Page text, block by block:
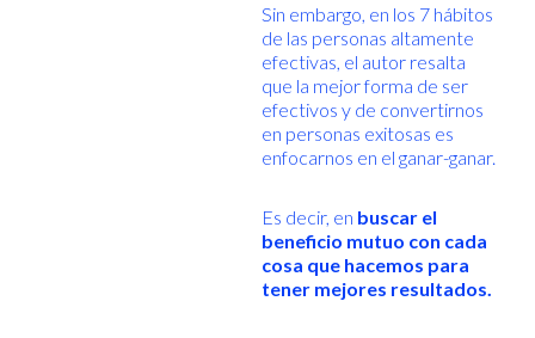
Sin embargo, en los 7 hábitos
de las personas altamente
efectivas, el autor resalta
que la mejor forma de ser
efectivos y de convertirnos
en personas exitosas es
enfocarnos en el ganar-ganar.
Es decir, en buscar el
beneficio mutuo con cada
cosa que hacemos para
tener mejores resultados.